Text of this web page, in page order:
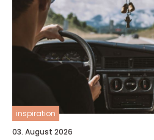
inspiration
03. August 2026